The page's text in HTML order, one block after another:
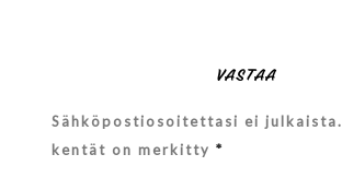
VASTAA
Sähköpostiosoitettasi ei julkaista.
kentät on merkitty*